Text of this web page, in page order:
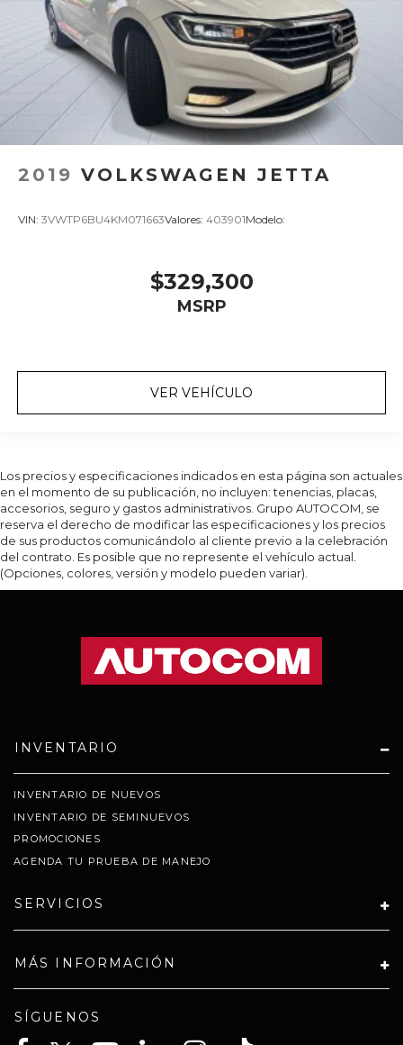
2019 VOLKSWAGEN JETTA
VIN: 3VWTP6BU4KM071663Valores: 403901Modelo:
$329,300
MSRP
VER VEHÍCULO
Los precios y especificaciones indicados en esta página son actuales
en el momento de su publicación, no incluyen: tenencias, placas,
accesorios, seguro y gastos administrativos. Grupo AUTOCOM, se
reserva el derecho de modificar las especificaciones y los precios
de sus productos comunicándolo al cliente previo a la celebración
del contrato. Es posible que no represente el vehículo actual.
(Opciones, colores, versión y modelo pueden variar).
INVENTARIO
INVENTARIO DE NUEVOS
INVENTARIO DE SEMINUEVOS
PROMOCIONES
AGENDA TU PRUEBA DE MANEJO
SERVICIOS
MÁS INFORMACIÓN
SÍGUENOS